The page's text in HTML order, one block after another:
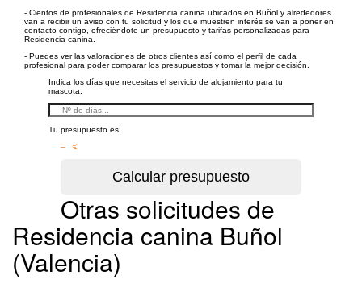
- Cientos de profesionales de Residencia canina ubicados en Buñol y alrededores
van a recibir un aviso con tu solicitud y los que muestren interés se van a poner en
contacto contigo, ofreciéndote un presupuesto y tarifas personalizadas para
Residencia canina.
- Puedes ver las valoraciones de otros clientes así como el perfil de cada
profesional para poder comparar los presupuestos y tomar la mejor decisión.
Indica los días que necesitas el servicio de alojamiento para tu
mascota:
Tu presupuesto es:
– €
Otras solicitudes de
Residencia canina Buñol
(Valencia)